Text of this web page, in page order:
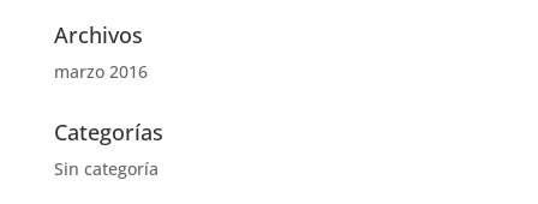
Archivos
marzo 2016
Categorías
Sin categoría